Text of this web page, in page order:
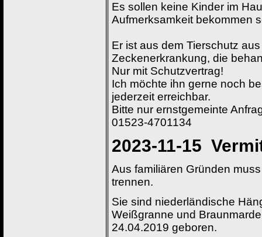
Es sollen keine Kinder im
Aufmerksamkeit bekommen
Er ist aus dem Tierschutz
Zeckenerkrankung, die
Nur mit Schutzvertrag!
Ich möchte ihn gerne noch
jederzeit erreichbar.
Bitte nur ernstgemeinte
01523-4701134
2023-11-15
Aus familiären Gründen
trennen.
Sie sind niederländische
Weißgranne und
24.04.2019 geboren.